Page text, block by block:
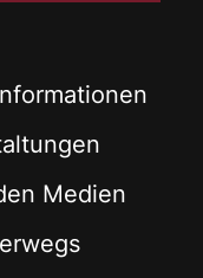
Medien